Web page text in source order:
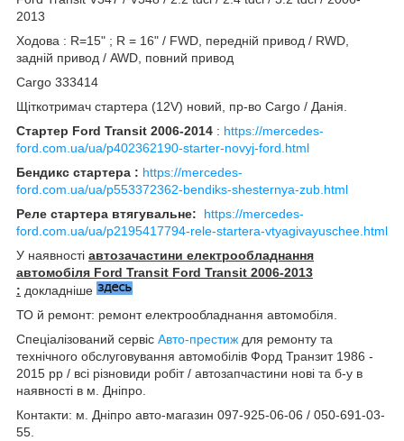
2013
Ходова : R=15" ; R = 16" / FWD, передній привод / RWD,
задній привод / AWD, повний привод
Cargo 333414
Щіткотримач стартера (12V) новий, пр-во Cargo / Данія.
Стартер Ford Transit 2006-2014 : https://mercedes-
ford.com.ua/ua/p402362190-starter-novyj-ford.html
Бендикс стартера : https://mercedes-
ford.com.ua/ua/p553372362-bendiks-shesternya-zub.html
Реле стартера втягувальне:
https://mercedes-
ford.com.ua/ua/p2195417794-rele-startera-vtyagivayuschee.html
У наявності автозачастини електрообладнання
автомобіля Ford Transit Ford Transit 2006-2013
: докладніше
ТО й ремонт: ремонт електрообладнання автомобіля.
Спеціалізований сервіс Авто-престиж для ремонту та
технічного обслуговування автомобілів Форд Транзит 1986 -
2015 рр / всі різновиди робіт / автозапчастини нові та б-у в
наявності в м. Дніпро.
Контакти: м. Дніпро авто-магазин 097-925-06-06 / 050-691-03-
55.